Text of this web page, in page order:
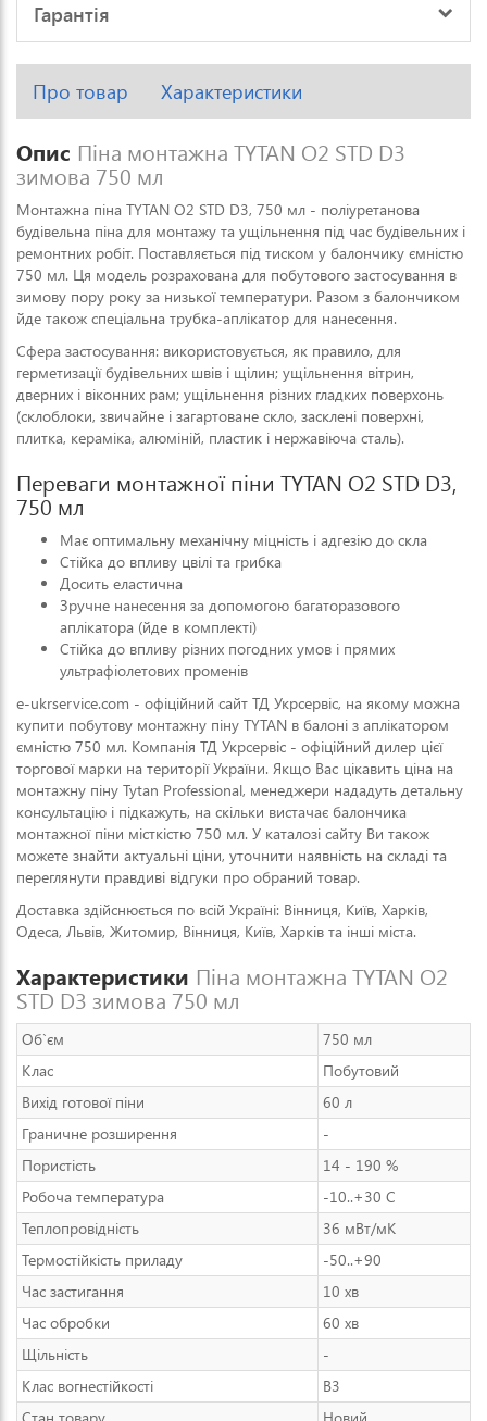
Гарантія
Про товар Характеристики
Опис Піна монтажна TYTAN О2 STD D3
зимова 750 мл
Монтажна піна TYTAN О2 STD D3, 750 мл - поліуретанова
будівельна піна для монтажу та ущільнення під час будівельних і
ремонтних робіт. Поставляється під тиском у балончику ємністю
750 мл. Ця модель розрахована для побутового застосування в
зимову пору року за низької температури. Разом з балончиком
йде також спеціальна трубка-аплікатор для нанесення.
Сфера застосування: використовується, як правило, для
герметизації будівельних швів і щілин; ущільнення вітрин,
дверних і віконних рам; ущільнення різних гладких поверхонь
(склоблоки, звичайне і загартоване скло, засклені поверхні,
плитка, кераміка, алюміній, пластик і нержавіюча сталь).
Переваги монтажної піни TYTAN О2 STD D3,
750 мл
Має оптимальну механічну міцність і адгезію до скла
Стійка до впливу цвілі та грибка
Досить еластична
Зручне нанесення за допомогою багаторазового
аплікатора (йде в комплекті)
Стійка до впливу різних погодних умов і прямих
ультрафіолетових променів
e-ukrservice.com - офіційний сайт ТД Укрсервіс, на якому можна
купити побутову монтажну піну TYTAN в балоні з аплікатором
ємністю 750 мл. Компанія ТД Укрсервіс - офіційний дилер цієї
торгової марки на території України. Якщо Вас цікавить ціна на
монтажну піну Tytan Professional, менеджери нададуть детальну
консультацію і підкажуть, на скільки вистачає балончика
монтажної піни місткістю 750 мл. У каталозі сайту Ви також
можете знайти актуальні ціни, уточнити наявність на складі та
переглянути правдиві відгуки про обраний товар.
Доставка здійснюється по всій Україні: Вінниця, Київ, Харків,
Одеса, Львів, Житомир, Вінниця, Київ, Харків та інші міста.
Характеристики Піна монтажна TYTAN О2
STD D3 зимова 750 мл
Об`єм
750 мл
Клас
Побутовий
Вихід готової піни
60 л
Граничне розширення
-
Пористість
14 - 190 %
Робоча температура
-10..+30 С
Теплопровідність
36 мВт/мК
Термостійкість приладу
-50..+90
Час застигання
10 хв
Час обробки
60 хв
Щільність
-
Клас вогнестійкості
B3